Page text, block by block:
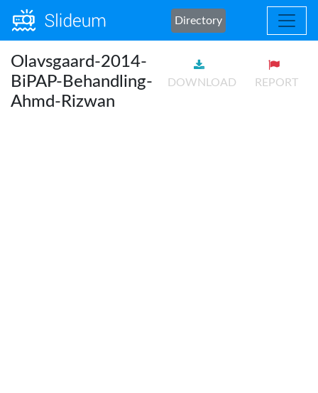
Directory
Olavsgaard-2014-
BiPAP-Behandling-
Ahmd-Rizwan
DOWNLOAD REPORT